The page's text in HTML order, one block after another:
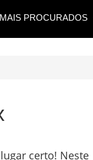
PROCURADOS
certo! Neste